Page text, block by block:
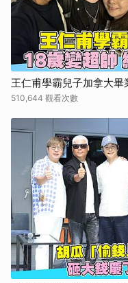
王仁甫學霸兒子加拿大畢
510,644 觀看次數